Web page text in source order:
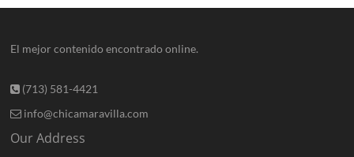
El mejor contenido encontrado online.
(713) 581-4421
info@chicamaravilla.com
Our Address